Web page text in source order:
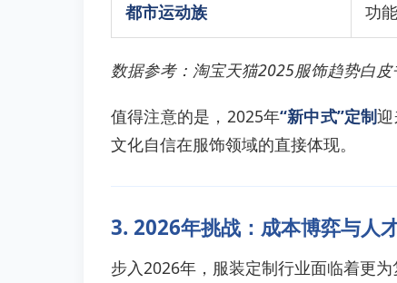
都市运动族 功
数据参考：淘宝天猫2025服饰趋势白皮
值得注意的是，2025年“新中式”定制
文化自信在服饰领域的直接体现。
3. 2026年挑战：成本博弈与人
步入2026年，服装定制行业面临着更为